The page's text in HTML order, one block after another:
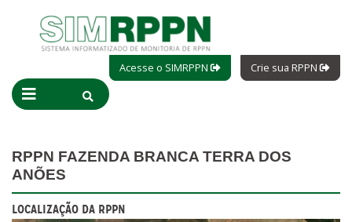
Acesse o SIMRPPN Crie sua RPPN
RPPN FAZENDA BRANCA TERRA DOS
ANÕES
LOCALIZAÇÃO DA RPPN